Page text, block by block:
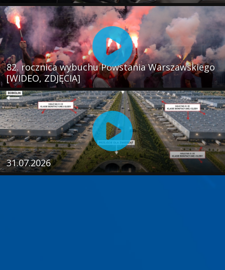
82. rocznica wybuchu Powstania Warszawskiego
[WIDEO, ZDJĘCIA]
31.07.2026